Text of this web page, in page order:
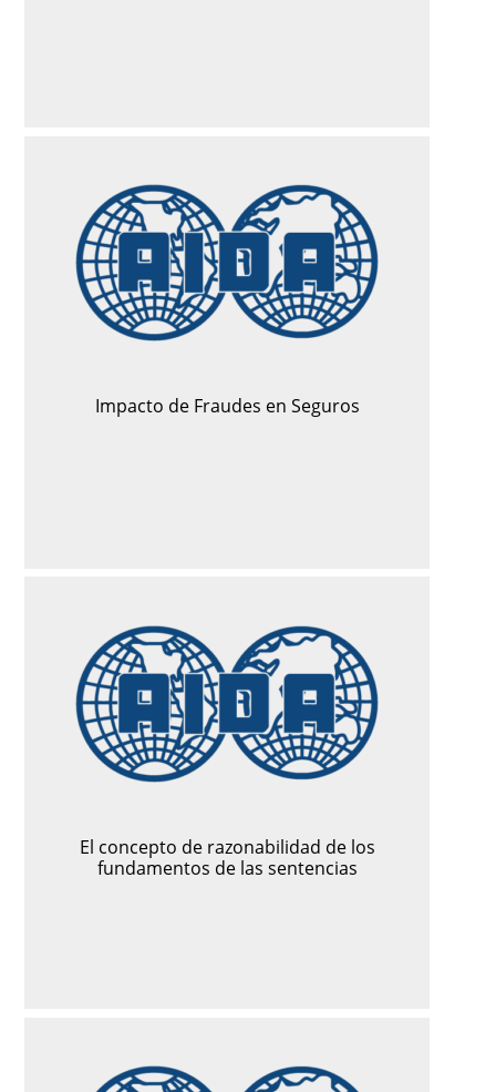
Impacto de Fraudes en Seguros
El concepto de razonabilidad de los
fundamentos de las sentencias